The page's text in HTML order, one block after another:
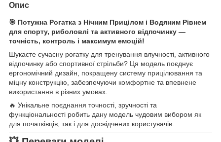
Опис
🎯 Потужна Рогатка з Нічним Прицілом і Водяним Рівнем
для спорту, риболовлі та активного відпочинку —
точність, контроль і максимум емоцій!
Шукаєте сучасну рогатку для тренування влучності, активного
відпочинку або спортивної стрільби? Ця модель поєднує
ергономічний дизайн, покращену систему прицілювання та
міцну конструкцію, забезпечуючи комфортне та впевнене
використання в різних умовах.
🔥 Унікальне поєднання точності, зручності та
функціональності робить дану модель чудовим вибором як
для початківців, так і для досвідчених користувачів.